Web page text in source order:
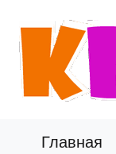
Главная